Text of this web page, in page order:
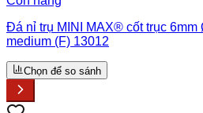
Đá nỉ trụ MINI MAX® cốt trục 6mm
medium (F) 13012
Chọn để so sánh